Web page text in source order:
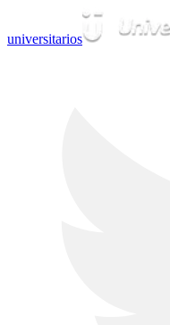
universitarios